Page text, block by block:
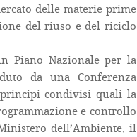
delle materie prime
del riuso e del riciclo
Piano Nazionale per la
da una Conferenza
principi condivisi quali la
e controllo
dell’Ambiente, il